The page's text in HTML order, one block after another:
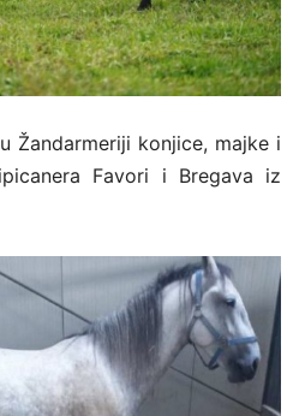
Žandarmeriji konjice, majke i
Favori i Bregava iz